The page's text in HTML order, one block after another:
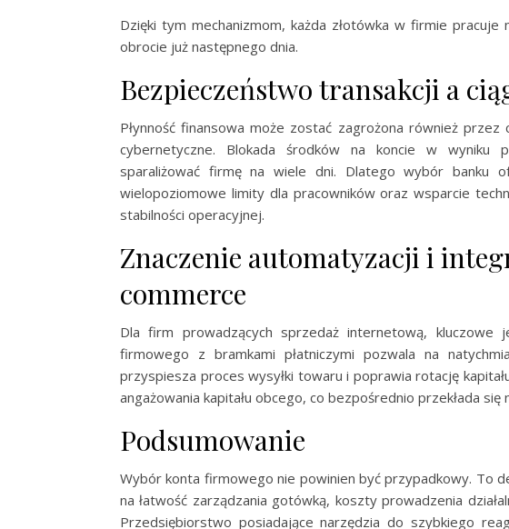
Dzięki tym mechanizmom, każda złotówka w firmie
obrocie już następnego dnia.
Bezpieczeństwo transakcji a
Płynność finansowa może zostać zagrożona również
cybernetyczne. Blokada środków na koncie w wyniku
sparaliżować firmę na wiele dni. Dlatego wybór banku
wielopoziomowe limity dla pracowników oraz wsparcie
stabilności operacyjnej.
Znaczenie automatyzacji i
commerce
Dla firm prowadzących sprzedaż internetową, kluczowe
firmowego z bramkami płatniczymi pozwala na
przyspiesza proces wysyłki towaru i poprawia rotację
angażowania kapitału obcego, co bezpośrednio przekłada
Podsumowanie
Wybór konta firmowego nie powinien być przypadkowy. To
na łatwość zarządzania gotówką, koszty prowadzenia
Przedsiębiorstwo posiadające narzędzia do szybkiego